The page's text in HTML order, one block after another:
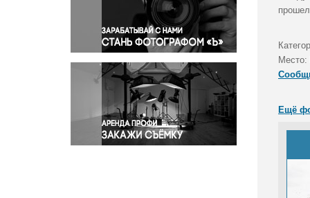
Правосудие
Происшествия и конфликты
Религия
Светская жизнь
Спорт
Экология
Экономика и бизнес
Место:
Ещё